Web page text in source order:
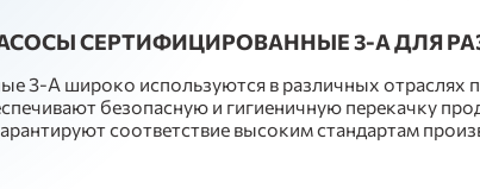
СЕРТИФИЦИРОВАННЫЕ 3-A ДЛЯ
3-A широко используются в различных
безопасную и гигиеничную перекачку
соответствие высоким стандартам